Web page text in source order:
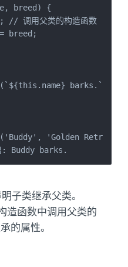
breed) {
调用父类的构造函数
breed;
barks.`);
'Golden
Buddy barks.
子类继承父类。
造函数中调用父类的
的属性。